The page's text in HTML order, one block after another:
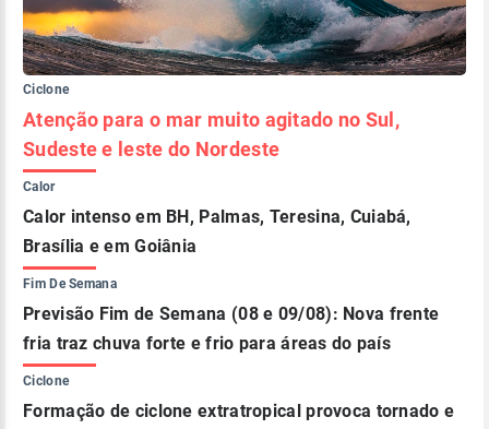
Ciclone
Atenção para o mar muito agitado no Sul,
Sudeste e leste do Nordeste
Calor
Calor intenso em BH, Palmas, Teresina, Cuiabá,
Brasília e em Goiânia
Fim De Semana
Previsão Fim de Semana (08 e 09/08): Nova frente
fria traz chuva forte e frio para áreas do país
Ciclone
Formação de ciclone extratropical provoca tornado e